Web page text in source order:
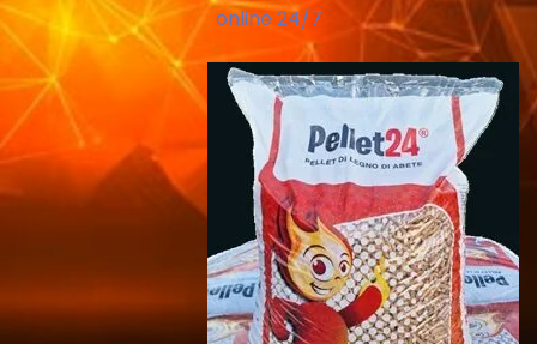
online 24/7